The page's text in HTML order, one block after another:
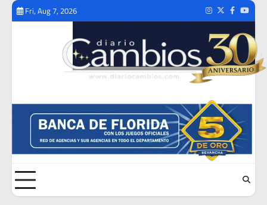
Skip
Fri, Aug 7, 2026 Instagram
TwitterFacebook